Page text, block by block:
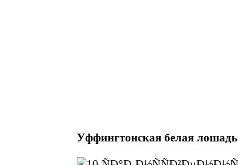
Уффингтонская белая лошадь